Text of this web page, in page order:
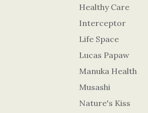
Healthy Care
Interceptor
Life Space
Lucas Papaw
Manuka Health
Musashi
Nature's Kiss